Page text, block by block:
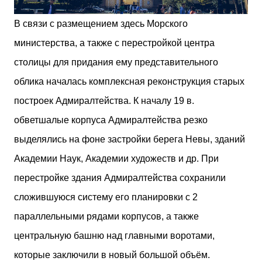
В связи с размещением здесь Морского
министерства, а также с перестройкой центра
столицы для придания ему представительного
облика началась комплексная реконструкция старых
построек Адмиралтейства. К началу 19 в.
обветшалые корпуса Адмиралтейства резко
выделялись на фоне застройки берега Невы, зданий
Академии Наук, Академии художеств и др. При
перестройке здания Адмиралтейства сохранили
сложившуюся систему его планировки с 2
параллельными рядами корпусов, а также
центральную башню над главными воротами,
которые заключили в новый большой объём.